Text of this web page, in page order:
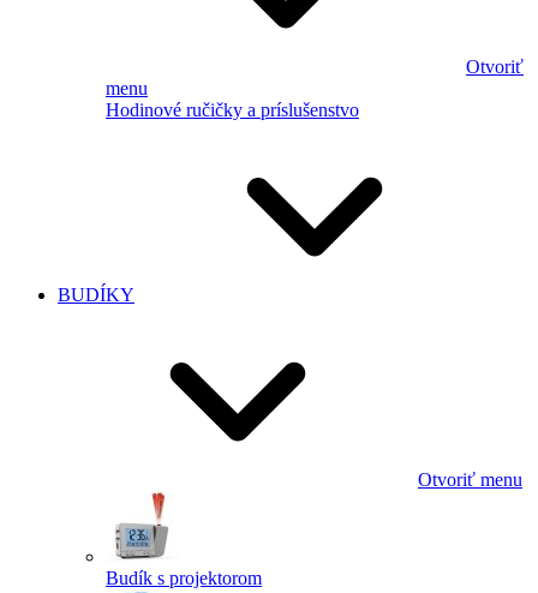
Otvoriť
menu
Hodinové ručičky a príslušenstvo
BUDÍKY
Otvoriť menu
Budík s projektorom